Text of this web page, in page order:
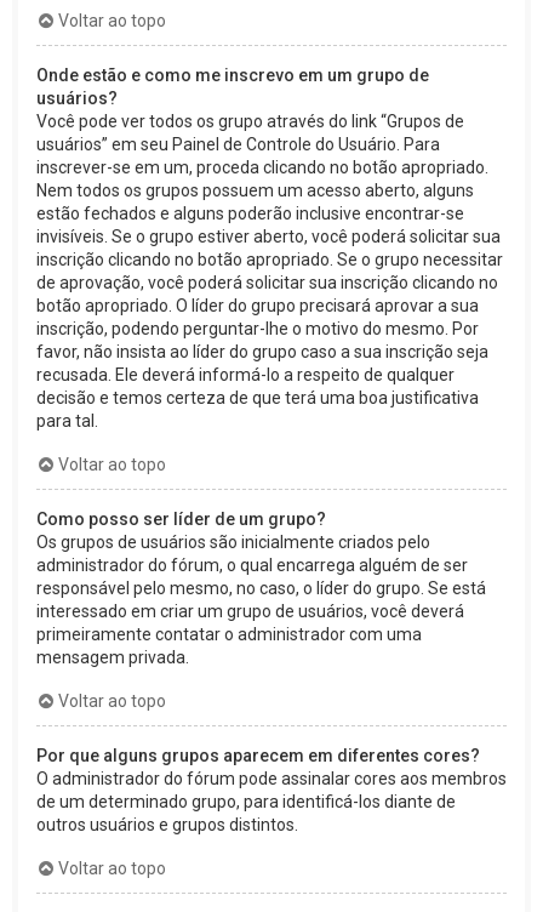
Voltar ao topo
Onde estão e como me inscrevo em um grupo de
usuários?
Você pode ver todos os grupo através do link “Grupos de
usuários” em seu Painel de Controle do Usuário. Para
inscrever-se em um, proceda clicando no botão apropriado.
Nem todos os grupos possuem um acesso aberto, alguns
estão fechados e alguns poderão inclusive encontrar-se
invisíveis. Se o grupo estiver aberto, você poderá solicitar sua
inscrição clicando no botão apropriado. Se o grupo necessitar
de aprovação, você poderá solicitar sua inscrição clicando no
botão apropriado. O líder do grupo precisará aprovar a sua
inscrição, podendo perguntar-lhe o motivo do mesmo. Por
favor, não insista ao líder do grupo caso a sua inscrição seja
recusada. Ele deverá informá-lo a respeito de qualquer
decisão e temos certeza de que terá uma boa justificativa
para tal.
Voltar ao topo
Como posso ser líder de um grupo?
Os grupos de usuários são inicialmente criados pelo
administrador do fórum, o qual encarrega alguém de ser
responsável pelo mesmo, no caso, o líder do grupo. Se está
interessado em criar um grupo de usuários, você deverá
primeiramente contatar o administrador com uma
mensagem privada.
Voltar ao topo
Por que alguns grupos aparecem em diferentes cores?
O administrador do fórum pode assinalar cores aos membros
de um determinado grupo, para identificá-los diante de
outros usuários e grupos distintos.
Voltar ao topo